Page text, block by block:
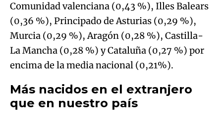
Comunidad valenciana (0,43 %), Illes Balears
(0,36 %), Principado de Asturias (0,29 %),
Murcia (0,29 %), Aragón (0,28 %), Castilla-
La Mancha (0,28 %) y Cataluña (0,27 %) por
encima de la media nacional (0,21%).
Más nacidos en el extranjero
que en nuestro país